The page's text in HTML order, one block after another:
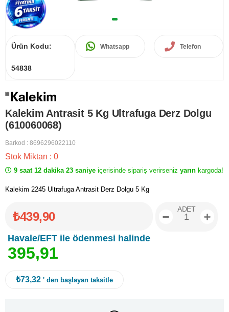
Ürün Kodu:
54838
Whatsapp Telefon
Kalekim Antrasit 5 Kg Ultrafuga Derz Dolgu
(610060068)
Barkod : 8696296022110
Stok Miktarı : 0
9 saat 12 dakika 23 saniye içerisinde sipariş verirseniz yarın kargoda!
Kalekim 2245 Ultrafuga Antrasit Derz Dolgu 5 Kg
₺439,90
Havale/EFT ile ödenmesi halinde
395,91
ADET
₺73,32 ' den başlayan taksitle